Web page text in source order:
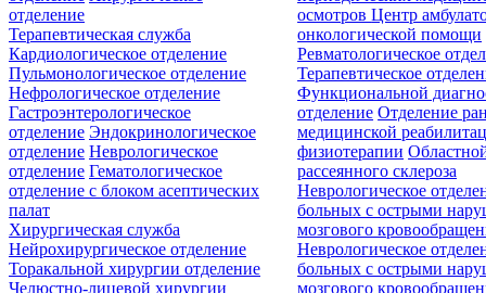
отделение
осмотровЦентр
онкологической помощи
Терапевтическая служба
Кардиологическое отделение
Пульмонологическое отделение
Нефрологическое отделение
Гастроэнтерологическое
отделение Эндокринологическое
отделение Неврологическое
отделение Гематологическое
отделение c блоком асептических
палат
Ревматологическое
Терапевтическое
Функциональной
отделение Отделение
медицинской
физиотерапии
рассеянного склероза
Неврологическое
больных с острыми
мозгового
Неврологическое
больных с острыми
мозгового
Хирургическая служба
Нейрохирургическое отделение
Торакальной хирургии отделение
Челюстно-лицевой хирургии